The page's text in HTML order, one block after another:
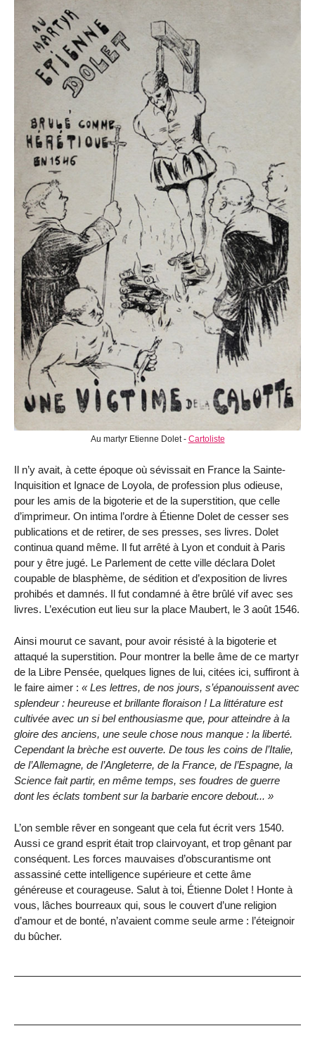
Au martyr Etienne Dolet - Cartoliste
Il n’y avait, à cette époque où sévissait en France la Sainte-
Inquisition et Ignace de Loyola, de profession plus odieuse,
pour les amis de la bigoterie et de la superstition, que celle
d’imprimeur. On intima l’ordre à Étienne Dolet de cesser ses
publications et de retirer, de ses presses, ses livres. Dolet
continua quand même. Il fut arrêté à Lyon et conduit à Paris
pour y être jugé. Le Parlement de cette ville déclara Dolet
coupable de blasphème, de sédition et d’exposition de livres
prohibés et damnés. Il fut condamné à être brûlé vif avec ses
livres. L’exécution eut lieu sur la place Maubert, le 3 août 1546.
Ainsi mourut ce savant, pour avoir résisté à la bigoterie et
attaqué la superstition. Pour montrer la belle âme de ce martyr
de la Libre Pensée, quelques lignes de lui, citées ici, suffiront à
le faire aimer :
Les lettres, de nos jours, s’épanouissent avec
splendeur : heureuse et brillante floraison ! La littérature est
cultivée avec un si bel enthousiasme que, pour atteindre à la
gloire des anciens, une seule chose nous manque : la liberté.
Cependant la brèche est ouverte. De tous les coins de l’Italie,
de l’Allemagne, de l’Angleterre, de la France, de l’Espagne, la
Science fait partir, en même temps, ses foudres de guerre
dont les éclats tombent sur la barbarie encore debout...
L’on semble rêver en songeant que cela fut écrit vers 1540.
Aussi ce grand esprit était trop clairvoyant, et trop gênant par
conséquent. Les forces mauvaises d’obscurantisme ont
assassiné cette intelligence supérieure et cette âme
généreuse et courageuse. Salut à toi, Étienne Dolet ! Honte à
vous, lâches bourreaux qui, sous le couvert d’une religion
d’amour et de bonté, n’avaient comme seule arme : l’éteignoir
du bûcher.